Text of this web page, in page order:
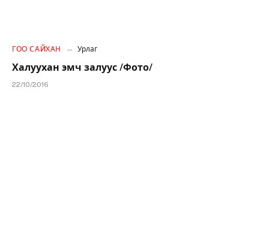
ГОО САЙХАН Урлаг
Халуухан эмч залуус /Фото/
22/10/2016